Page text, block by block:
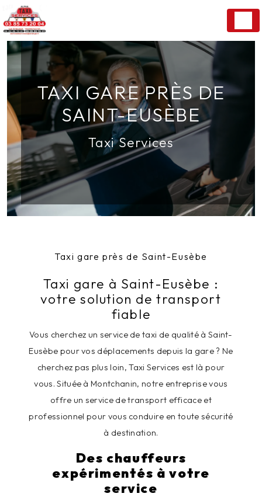
TAXI GARE PRÈS DE
SAINT-EUSÈBE
Taxi Services
Taxi gare près de Saint-Eusèbe
Taxi gare à Saint-Eusèbe :
votre solution de transport
fiable
Vous cherchez un service de taxi de qualité à Saint-
Eusèbe pour vos déplacements depuis la gare ? Ne
cherchez pas plus loin, Taxi Services est là pour
vous. Située à Montchanin, notre entreprise vous
offre un service de transport efficace et
professionnel pour vous conduire en toute sécurité
à destination.
Des chauffeurs
expérimentés à votre
service
Panneau de gestion des cookies